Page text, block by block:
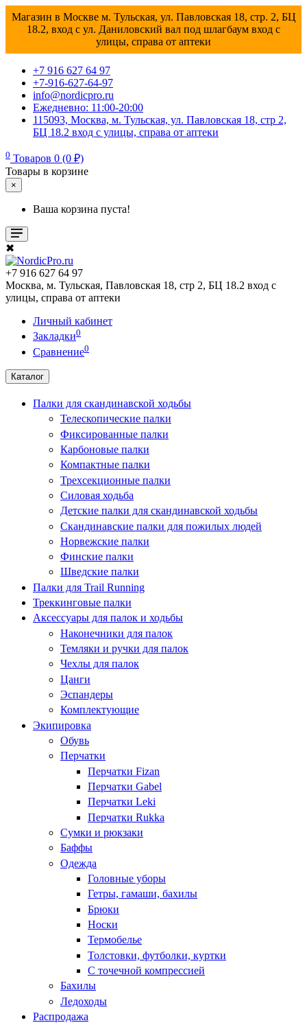
Магазин в Москве м. Тульская, ул. Павловская 18, стр. 2, БЦ
18.2, вход с ул. Даниловский вал под шлагбаум вход с
улицы, справа от аптеки
+7 916 627 64 97
+7-916-627-64-97
info@nordicpro.ru
Ежедневно: 11:00-20:00
115093, Москва, м. Тульская, ул. Павловская 18, стр 2,
БЦ 18.2 вход с улицы, справа от аптеки
0 Товаров 0 (0 ₽)
Товары в корзине
×
Ваша корзина пуста!
✖
+7 916 627 64 97
Москва, м. Тульская, Павловская 18, стр 2, БЦ 18.2 вход с
улицы, справа от аптеки
Личный кабинет
Закладки0
Сравнение0
Каталог
Палки для скандинавской ходьбы
Телескопические палки
Фиксированные палки
Карбоновые палки
Компактные палки
Трехсекционные палки
Силовая ходьба
Детские палки для скандинавской ходьбы
Скандинавские палки для пожилых людей
Норвежские палки
Финские палки
Шведские палки
Палки для Trail Running
Треккинговые палки
Аксессуары для палок и ходьбы
Наконечники для палок
Темляки и ручки для палок
Чехлы для палок
Цанги
Эспандеры
Комплектующие
Экипировка
Обувь
Перчатки
Перчатки Fizan
Перчатки Gabel
Перчатки Leki
Перчатки Rukka
Сумки и рюкзаки
Баффы
Одежда
Головные уборы
Гетры, гамаши, бахилы
Брюки
Носки
Термобелье
Толстовки, футболки, куртки
С точечной компрессией
Бахилы
Ледоходы
Распродажа